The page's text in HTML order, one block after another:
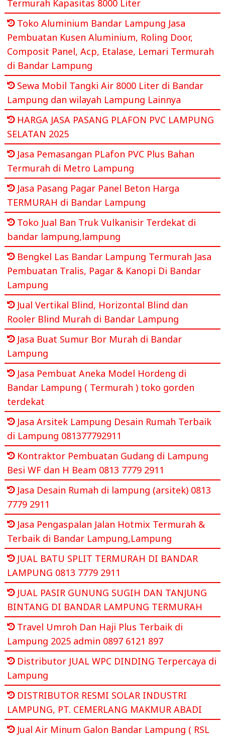
Termurah Kapasitas 8000 Liter
Toko Aluminium Bandar Lampung Jasa
Pembuatan Kusen Aluminium, Roling Door,
Composit Panel, Acp, Etalase, Lemari Termurah
di Bandar Lampung
Sewa Mobil Tangki Air 8000 Liter di Bandar
Lampung dan wilayah Lampung Lainnya
HARGA JASA PASANG PLAFON PVC LAMPUNG
SELATAN 2025
Jasa Pemasangan PLafon PVC Plus Bahan
Termurah di Metro Lampung
Jasa Pasang Pagar Panel Beton Harga
TERMURAH di Bandar Lampung
Toko Jual Ban Truk Vulkanisir Terdekat di
bandar lampung,lampung
Bengkel Las Bandar Lampung Termurah Jasa
Pembuatan Tralis, Pagar & Kanopi Di Bandar
Lampung
Jual Vertikal Blind, Horizontal Blind dan
Rooler Blind Murah di Bandar Lampung
Jasa Buat Sumur Bor Murah di Bandar
Lampung
Jasa Pembuat Aneka Model Hordeng di
Bandar Lampung ( Termurah ) toko gorden
terdekat
Jasa Arsitek Lampung Desain Rumah Terbaik
di Lampung 081377792911
Kontraktor Pembuatan Gudang di Lampung
Besi WF dan H Beam 0813 7779 2911
Jasa Desain Rumah di lampung (arsitek) 0813
7779 2911
Jasa Pengaspalan Jalan Hotmix Termurah &
Terbaik di Bandar Lampung,Lampung
JUAL BATU SPLIT TERMURAH DI BANDAR
LAMPUNG 0813 7779 2911
JUAL PASIR GUNUNG SUGIH DAN TANJUNG
BINTANG DI BANDAR LAMPUNG TERMURAH
Travel Umroh Dan Haji Plus Terbaik di
Lampung 2025 admin 0897 6121 897
Distributor JUAL WPC DINDING Terpercaya di
Lampung
DISTRIBUTOR RESMI SOLAR INDUSTRI
LAMPUNG, PT. CEMERLANG MAKMUR ABADI
Jual Air Minum Galon Bandar Lampung ( RSL